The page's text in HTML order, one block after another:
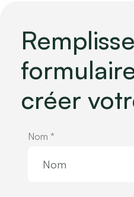
créer
Nom *